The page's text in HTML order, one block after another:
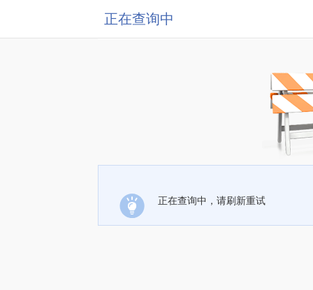
正在查询中
正在查询中，请刷新重试